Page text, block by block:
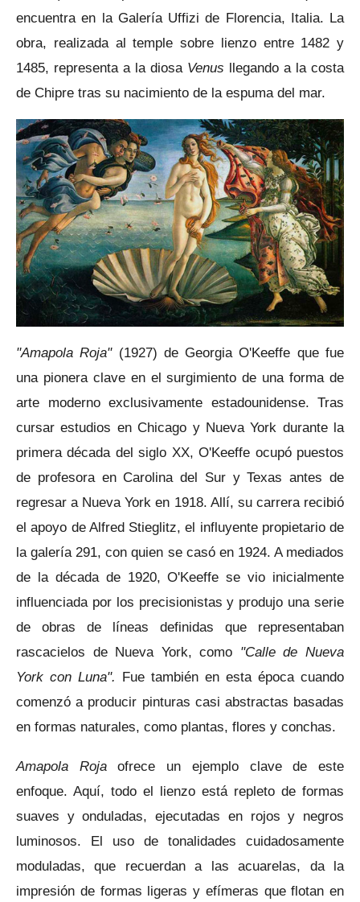
encuentra en la Galería Uffizi de Florencia, Italia. La
obra, realizada al temple sobre lienzo entre 1482 y
1485, representa a la diosa Venus llegando a la costa
de Chipre tras su nacimiento de la espuma del mar.
"Amapola Roja"(1927) de Georgia O'Keeffe quefue
una pionera clave en el surgimiento de una forma de
arte moderno exclusivamente estadounidense. Tras
cursar estudios en Chicago y Nueva York durante la
primera década del siglo XX, O'Keeffe ocupó puestos
de profesora en Carolina del Sur y Texas antes de
regresar a Nueva York en 1918. Allí, su carrera recibió
el apoyo de Alfred Stieglitz, el influyente propietario de
la galería 291, con quien se casó en 1924. A mediados
de la década de 1920, O'Keeffe se vio inicialmente
influenciada por los precisionistas y produjo una serie
de obras de líneas definidas que representaban
rascacielos de Nueva York, como "Calle de Nueva
York con Luna". Fue también en esta época cuando
comenzó a producir pinturas casi abstractas basadas
en formas naturales, como plantas, flores y conchas.
Amapola Roja
ofrece un ejemplo clave de este
enfoque. Aquí, todo el lienzo está repleto de formas
suaves y onduladas, ejecutadas en rojos y negros
luminosos. El uso de tonalidades cuidadosamente
moduladas, que recuerdan a las acuarelas, da la
impresión de formas ligeras y efímeras que flotan en